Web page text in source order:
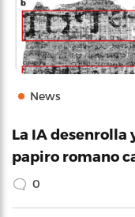
News
La IA desenrolla
papiro romano
0